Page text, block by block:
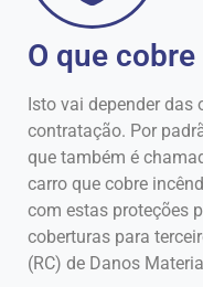
O que
Isto vai depender das
contratação. Por
que também é
carro que cobre
com estas proteções
coberturas para
(RC) de Danos